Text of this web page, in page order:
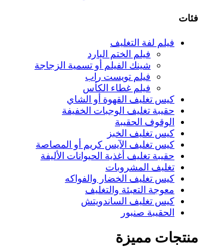
فئات
فيلم لفة التغليف
فيلم الختم البارد
شينك الفيلم أو تسمية الزجاجة
فيلم تويست راب
فيلم غطاء الكأس
كيس تغليف القهوة أو الشاي
حقيبة تغليف الوجبات الخفيفة
الوقوف الحقيبة
كيس تغليف الخبز
كيس تغليف الآيس كريم أو المصاصة
حقيبة تغليف أغذية الحيوانات الأليفة
تغليف المشروبات
كيس تغليف الخضار والفواكه
معوجة التعبئة والتغليف
كيس تغليف الساندويتش
الحقيبة صنبور
منتجات مميزة